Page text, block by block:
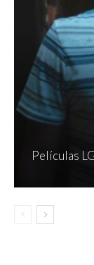
Películas